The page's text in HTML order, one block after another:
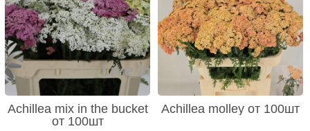
Achillea mix in the bucket
от 100шт
Achillea molley от 100шт